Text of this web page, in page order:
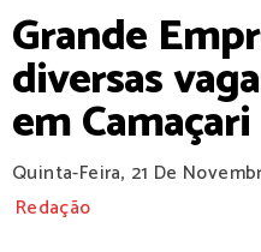
Grande
diversas
em Camaçari
Quinta-Feira, 21 De
Redação